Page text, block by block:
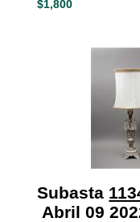
$1,800
Subasta
Abril 09